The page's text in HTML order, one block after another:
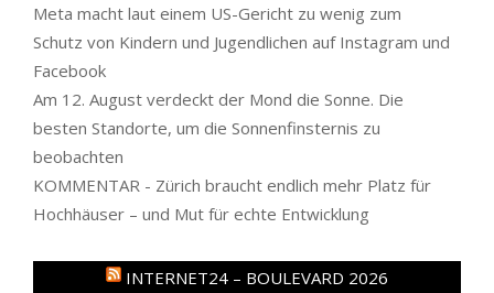
Meta macht laut einem US-Gericht zu wenig zum
Schutz von Kindern und Jugendlichen auf Instagram und
Facebook
Am 12. August verdeckt der Mond die Sonne. Die
besten Standorte, um die Sonnenfinsternis zu
beobachten
KOMMENTAR - Zürich braucht endlich mehr Platz für
Hochhäuser – und Mut für echte Entwicklung
INTERNET24 – BOULEVARD 2026